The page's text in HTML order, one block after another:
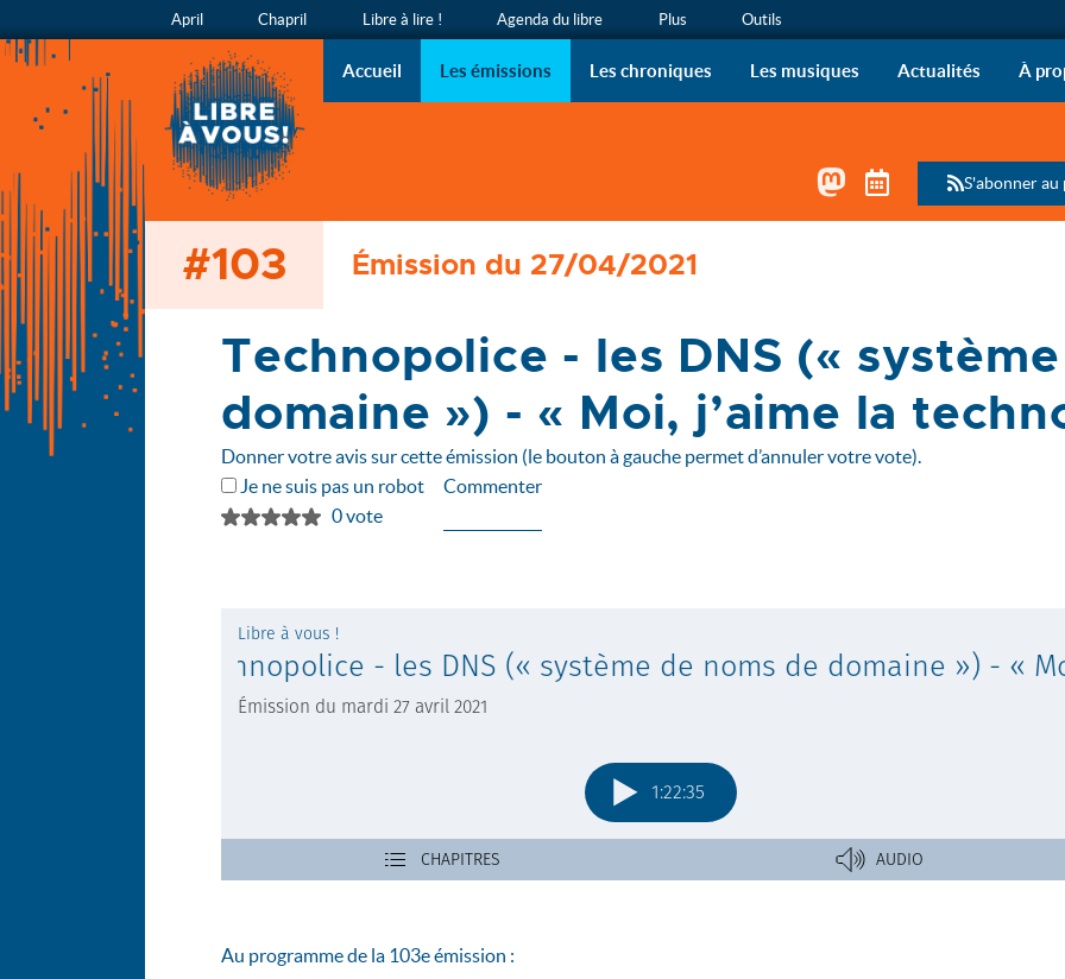
Libre à vous !
L’émission de radio de l’April sur
Accueil Les émissions Les chroniques Les musiques Actualités À
Mastodon
Télécharger
S'abonner au
Accueil
Les émissions
#103 Émission du 27/04/2021
Technopolice - les DNS («
domaine ») - « Moi, j’aime la
Donner votre avis sur cette émission (le bouton à gauche permet d’annuler votre vote).
Je ne suis pas un robot
0 vote
Commenter
Au programme de la 103e émission :
April Chapril Libre à lire ! Agenda du libre Plus Outils